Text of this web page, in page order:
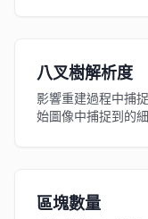
八叉樹解析度
影響重建過程中捕
始圖像中捕捉到的
區塊數量